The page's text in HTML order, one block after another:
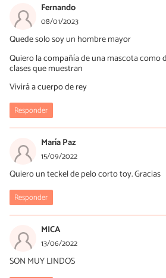
Fernando
08/01/2023
Quede solo soy un hombre mayor
Quiero la compañía de una mascota como
clases que muestran
Vivirá a cuerpo de rey
Responder
María Paz
15/09/2022
Quiero un teckel de pelo corto toy. Gracias
Responder
MICA
13/06/2022
SON MUY LINDOS